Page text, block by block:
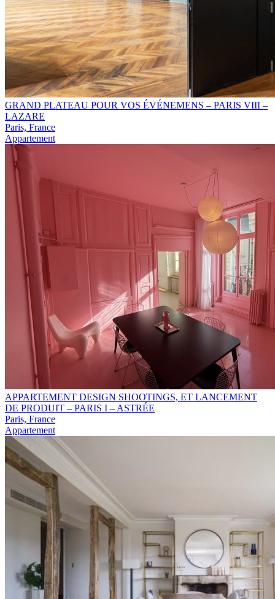
GRAND PLATEAU POUR VOS ÉVÉNEMENS – PARIS VIII –
LAZARE
Paris, France
Appartement
APPARTEMENT DESIGN SHOOTINGS, ET LANCEMENT
DE PRODUIT – PARIS I – ASTRÉE
Paris, France
Appartement